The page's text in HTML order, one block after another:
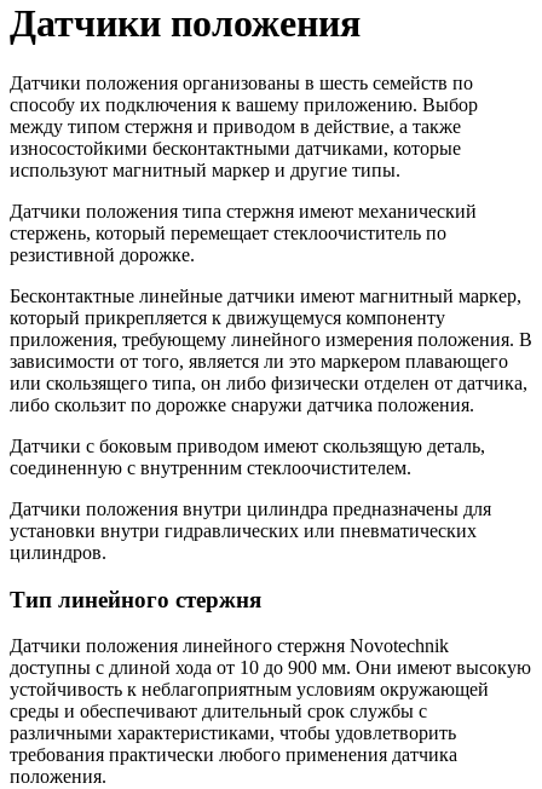
Датчики положения
Датчики положения организованы в шесть семейств по
способу их подключения к вашему приложению. Выбор
между типом стержня и приводом в действие, а также
износостойкими бесконтактными датчиками, которые
используют магнитный маркер и другие типы.
Датчики положения типа стержня имеют механический
стержень, который перемещает стеклоочиститель по
резистивной дорожке.
Бесконтактные линейные датчики имеют магнитный маркер,
который прикрепляется к движущемуся компоненту
приложения, требующему линейного измерения положения. В
зависимости от того, является ли это маркером плавающего
или скользящего типа, он либо физически отделен от датчика,
либо скользит по дорожке снаружи датчика положения.
Датчики с боковым приводом имеют скользящую деталь,
соединенную с внутренним стеклоочистителем.
Датчики положения внутри цилиндра предназначены для
установки внутри гидравлических или пневматических
цилиндров.
Тип линейного стержня
Датчики положения линейного стержня Novotechnik
доступны с длиной хода от 10 до 900 мм. Они имеют высокую
устойчивость к неблагоприятным условиям окружающей
среды и обеспечивают длительный срок службы с
различными характеристиками, чтобы удовлетворить
требования практически любого применения датчика
положения.